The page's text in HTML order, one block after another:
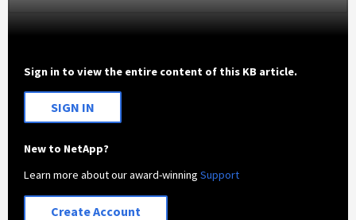
Sign in to view the entire content of this KB article.
SIGN IN
New to NetApp?
Learn more about our award-winningSupport
Create Account